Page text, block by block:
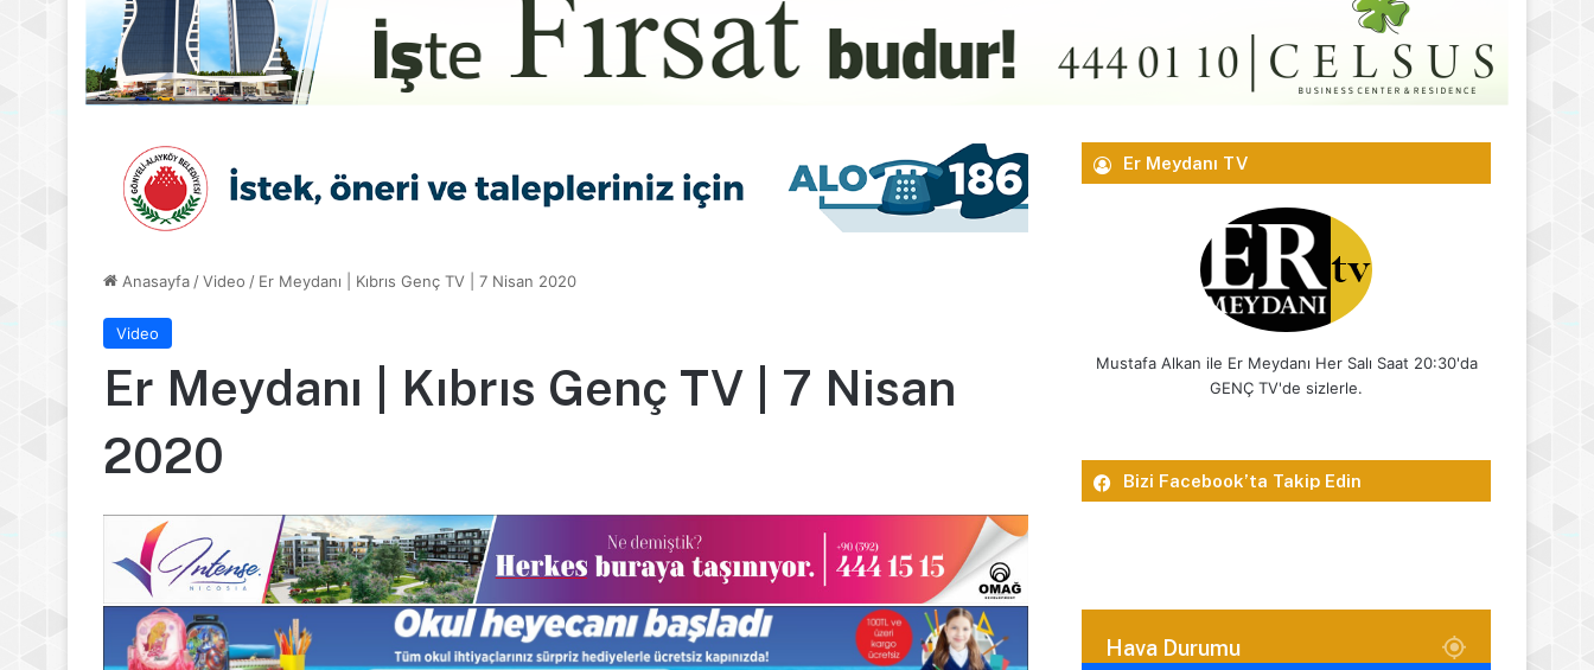
Anasayfa /Video / Er Meydanı | Kıbrıs Genç TV | 7 Nisan 2020
Video
Er Meydanı | Kıbrıs Genç TV | 7 Nisan
2020
Er Meydanı TV
Mustafa Alkan ile Er Meydanı Her Salı Saat 20:30'da
GENÇ TV'de sizlerle.
Bizi Facebook’ta Takip Edin
Hava Durumu